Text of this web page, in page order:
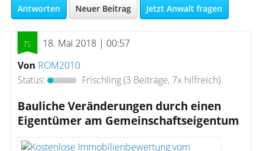
Antworten Neuer Beitrag Jetzt Anwalt fragen
18. Mai 2018 | 00:57
Von ROM2010
Status:
Frischling(3 Beiträge, 7x hilfreich)
Bauliche Veränderungen durch einen
Eigentümer am Gemeinschaftseigentum